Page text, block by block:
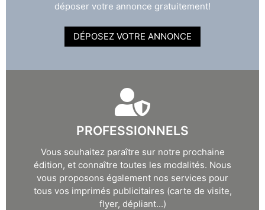
déposer votre annonce gratuitement!
DÉPOSEZ VOTRE ANNONCE
PROFESSIONNELS
Vous souhaitez paraître sur notre prochaine
édition, et connaître toutes les modalités. Nous
vous proposons également nos services pour
tous vos imprimés publicitaires (carte de visite,
flyer, dépliant...)